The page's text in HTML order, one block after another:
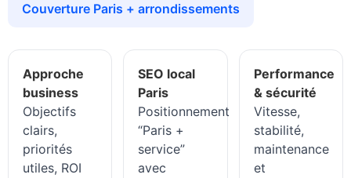
Couverture Paris + arrondissements
Approche
business
Objectifs
clairs,
priorités
utiles, ROI
SEO local
Paris
Positionnement
“Paris +
service”
avec
Performance
& sécurité
Vitesse,
stabilité,
maintenance
et